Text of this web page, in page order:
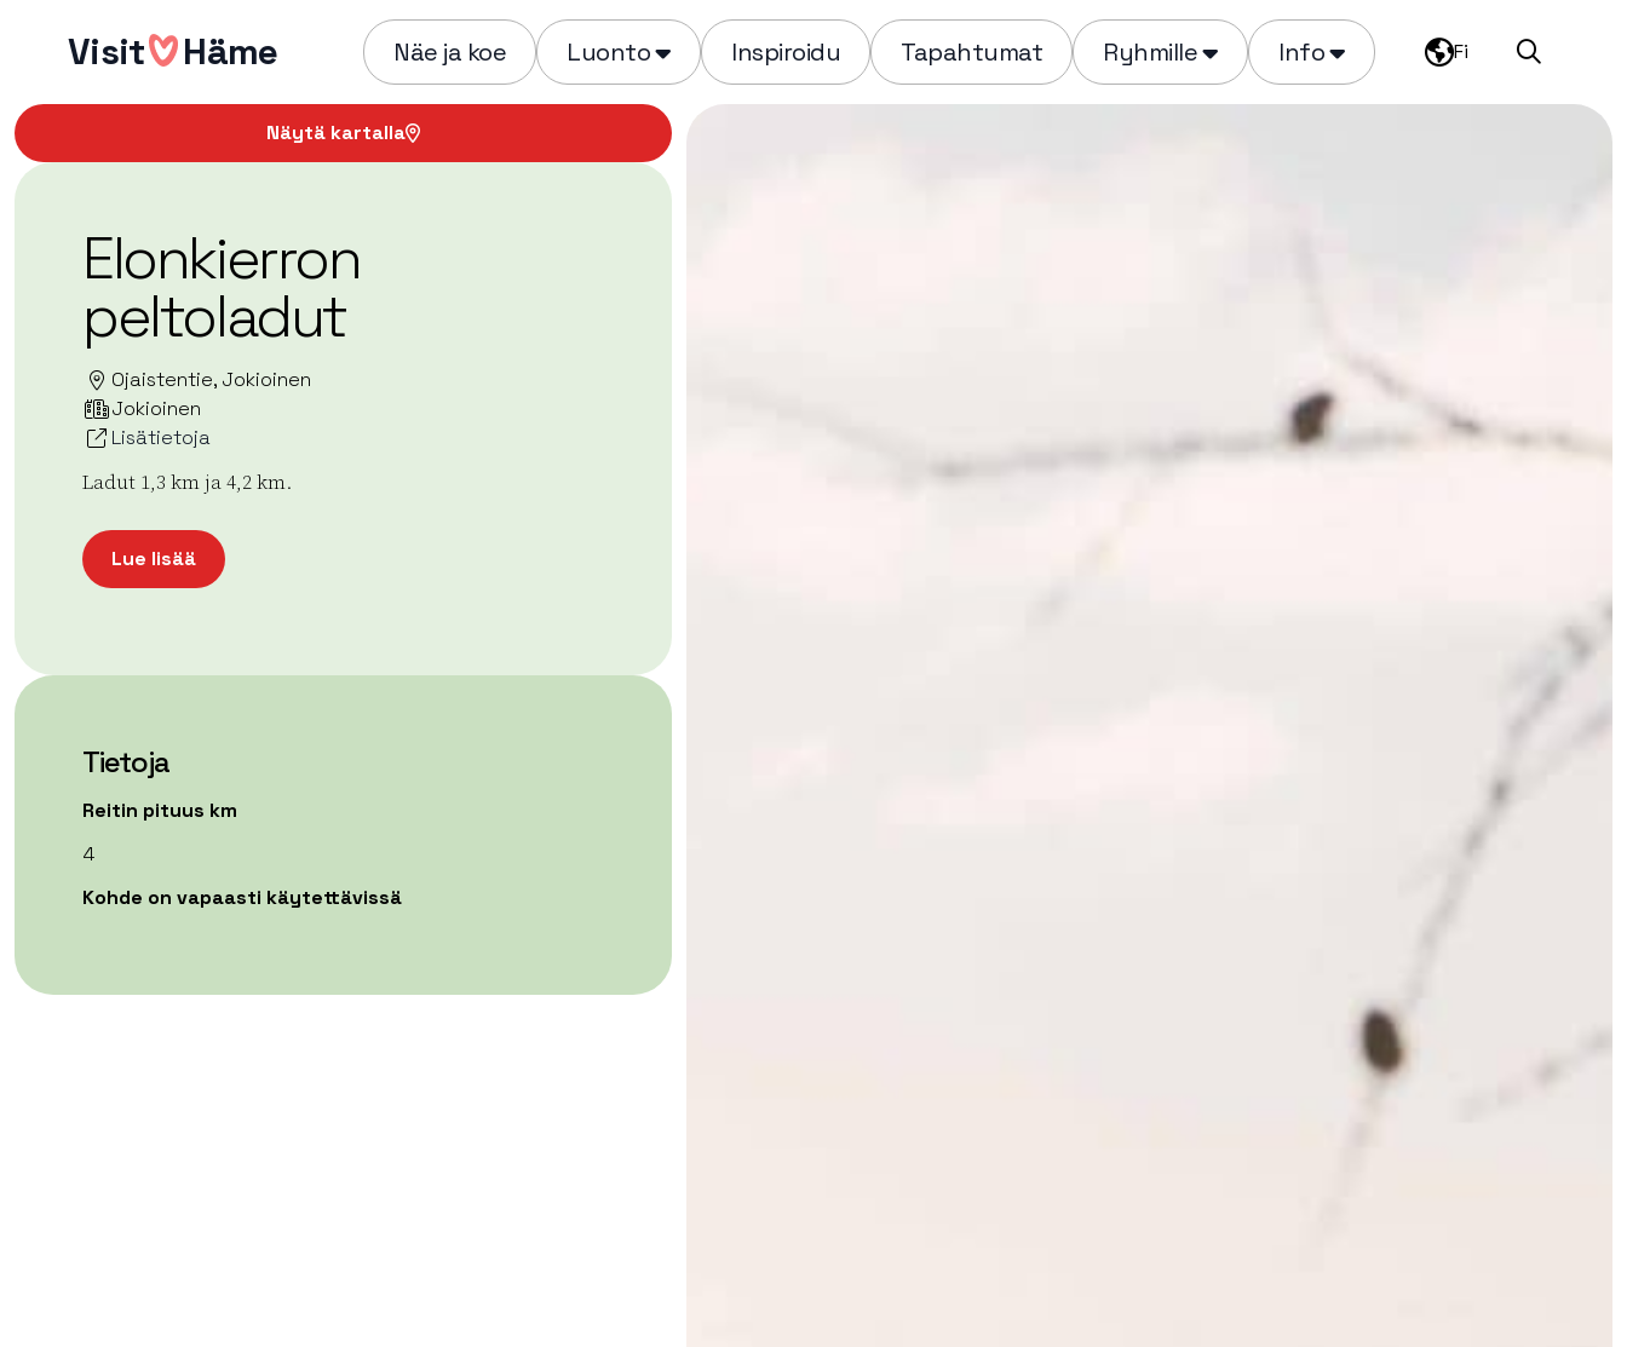
sisältöönVisit Häme Näe ja koe Luonto Inspiroidu Tapahtumat Ryhmille Info Fi Haku
Näytä kartalla
Elonkierron
peltoladut
Ojaistentie, Jokioinen
Jokioinen
Lisätietoja
Ladut 1,3 km ja 4,2 km.
Lue lisää
Tietoja
Reitin pituus km
4
Kohde on vapaasti käytettävissä